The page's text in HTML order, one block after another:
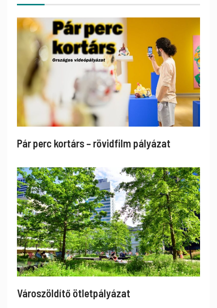
Pár perc kortárs – rövidfilm pályázat
Városzöldítő ötletpályázat